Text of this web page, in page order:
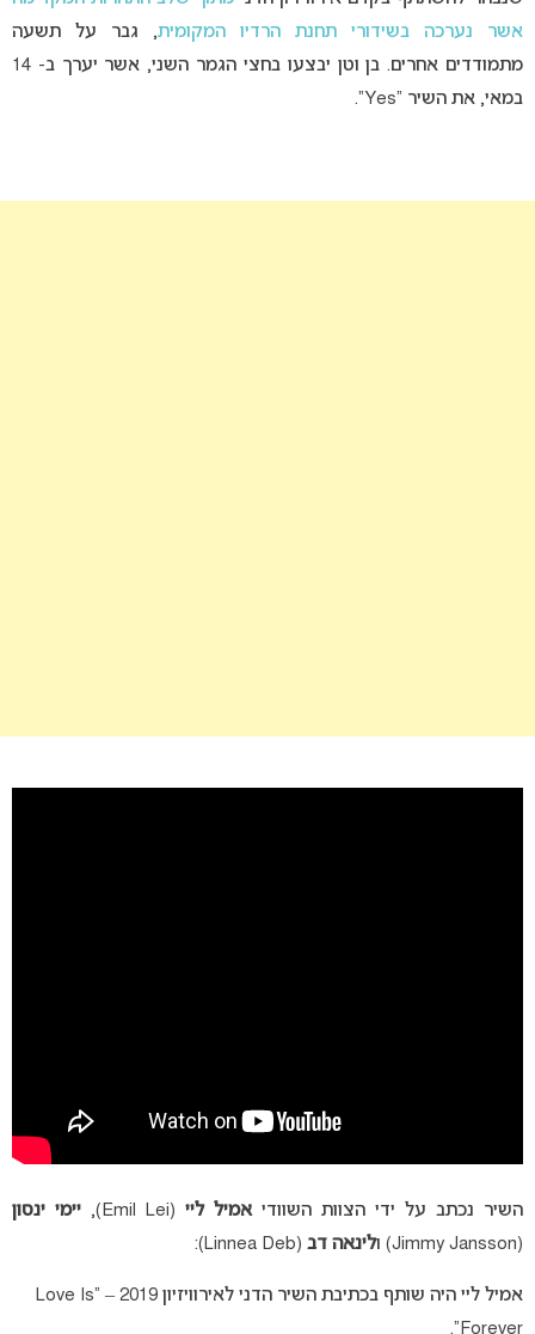
אשר נערכה בשידורי תחנת הרדיו המקומית, גבר על תשעה
מתמודדים אחרים. בן וטן יבצעו בחצי הגמר השני, אשר יערך ב- 14
במאי, את השיר “Yes”.
השיר נכתב על ידי הצוות השוודיאמיל ליי (Emil Lei),
יימי ינסון
(Jimmy Jansson) ו
לינאה דב (Linnea Deb):
אמיל ליי היה שותף בכתיבת השיר הדני לאירוויזיון 2019 – “Love Is
Forever”.